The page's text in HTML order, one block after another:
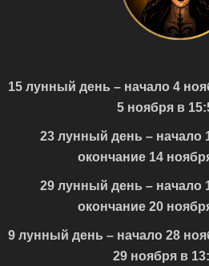
15 лунный день – начало 4
5 ноября в
23 лунный день – начало
окончание 14
29 лунный день – начало
окончание 20
9 лунный день – начало 28
29 ноября в